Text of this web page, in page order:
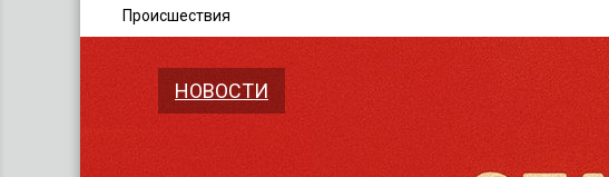
Проиcшествия
НОВОСТИ